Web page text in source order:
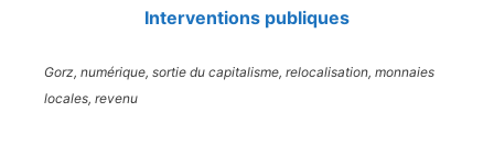
Interventions publiques
Gorz, numérique, sortie du capitalisme, relocalisation, monnaies
locales, revenu